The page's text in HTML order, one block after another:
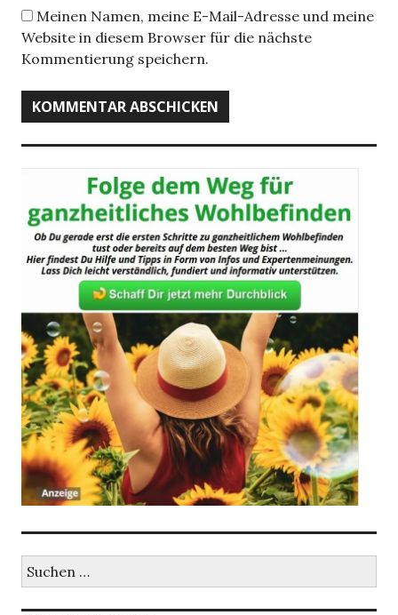
Meinen Namen, meine E-Mail-Adresse und meine
Website in diesem Browser für die nächste
Kommentierung speichern.
Suche
nach: